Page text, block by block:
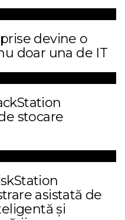
devine o
doar una de IT
stocare
asistată de
și